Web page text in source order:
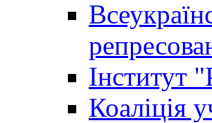
Інститут
Коаліція